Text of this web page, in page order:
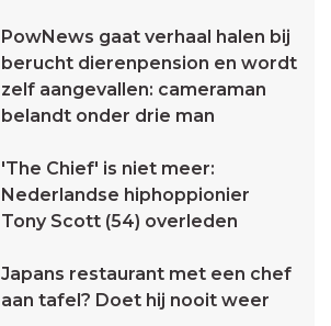
PowNews gaat verhaal halen bij
berucht dierenpension en wordt
zelf aangevallen: cameraman
belandt onder drie man
'The Chief' is niet meer:
Nederlandse hiphoppionier
Tony Scott (54) overleden
Japans restaurant met een chef
aan tafel? Doet hij nooit weer